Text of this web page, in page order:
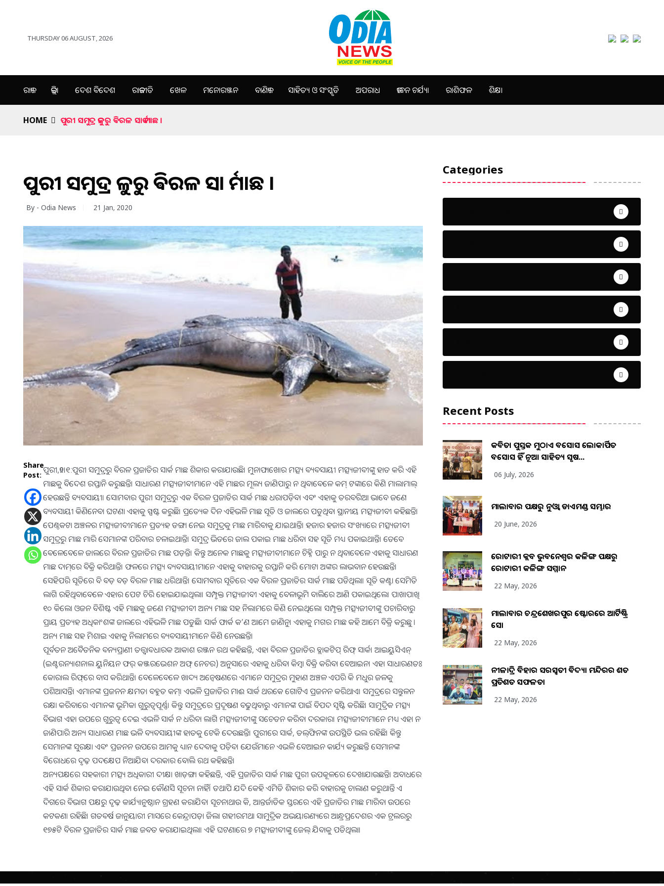
THURSDAY 06 AUGUST, 2026
ରାଜ୍ୟ ଜିଲ୍ଲା ଦେଶ ବିଦେଶ ରାଜନୀତି ଖେଳ ମନୋରଞ୍ଜନ ବାଣିଜ୍ୟ ସାହିତ୍ୟ ଓ ସଂସ୍କୃତି ଅପରାଧ ଜୀବନ ଚର୍ଯ୍ୟା ରାଶିଫଳ ଶିକ୍ଷା
HOME ପୁରୀ ସମୁଦ୍ର କୁଳରୁ ଵିରଳ ସାର୍କ ମାଛ ।
ପୁରୀ ସମୁଦ୍ର କୁଳରୁ ଵିରଳ ସାର୍କ ମାଛ ।
By - Odia News 21 Jan, 2020
Share
Post:
ପୁରୀ,୨୧।୧:ପୁରୀ ସମୁଦ୍ରରୁ ବିରଳ ପ୍ରଜାତିର ସାର୍କ ମାଛ ଶିକାର କରାଯାଉଛି। ମୁନାଫାଖୋର ମତ୍ସ୍ୟ ବ୍ୟବସାୟୀ ମତ୍ସ୍ୟଜୀବୀଙ୍କୁ ହାତ କରି ଏହି
ମାଛକୁ ବିଦେଶ ରପ୍ତାନି କରୁଛନ୍ତି। ସାଧାରଣ ମତ୍ସ୍ୟଜୀବୀମାନେ ଏହି ମାଛର ମୂଲ୍ୟ ଜାଣିପାରୁ ନ ଥିବାବେଳେ କମ୍‌ ଟଙ୍କାରେ କିଣି ମାଲାମାଲ୍‌
ହେଉଛନ୍ତି ବ୍ୟବସାୟୀ। ସୋମବାର ପୁରୀ ସମୁଦ୍ରରୁ ଏକ ବିରଳ ପ୍ରଜାତିର ସାର୍କ ମାଛ ଧରାପଡ଼ିବା ଏବଂ ଏହାକୁ ତରବରିଆ ଭାବେ ଜଣେ
ବ୍ୟବସାୟୀ କିଣିନେବା ଘଟଣା ଏହାକୁ ସ୍ପଷ୍ଟ କରୁଛି। ପ୍ରତ୍ୟେକ ଦିନ ଏହିଭଳି ମାଛ ସୂତି ଓ ଜାଲରେ ପଡୁଥିବା ସ୍ଥାନୀୟ ମତ୍ସ୍ୟଜୀବୀ କହିଛନ୍ତି।
ପେଣ୍ଠକଟା ଅଞ୍ଚଳର ମତ୍ସ୍ୟଜୀବୀମାନେ ପ୍ରତ୍ୟହ ଡଙ୍ଗା ନେଇ ସମୁଦ୍ରକୁ ମାଛ ମାରିବାକୁ ଯାଇଥାନ୍ତି। ହଜାର ହଜାର ସଂଖ୍ୟାରେ ମତ୍ସ୍ୟଜୀବୀ
ସମୁଦ୍ରରୁ ମାଛ ମାରି ସେମାନଙ୍କ ପରିବାର ଚଳାଇଥାନ୍ତି। ସମୁଦ୍ର ଭିତରେ ଜାଲ ପକାଇ ମାଛ ଧରିବା ସହ ସୂତି ମଧ୍ୟ ପକାଇଥାନ୍ତି। ତେବେ
ବେଳେବେଳେ ଜାଲରେ ବିରଳ ପ୍ରଜାତିର ମାଛ ପଡ଼ନ୍ତି। କିନ୍ତୁ ଅନେକ ମାଛକୁ ମତ୍ସ୍ୟଜୀବୀମାନେ ଚିହ୍ନି ପାରୁ ନ ଥିବାବେଳେ ଏହାକୁ ସାଧାରଣ
ମାଛ ଦାମ୍‌ରେ ବିକ୍ରି କରିଥାନ୍ତି। ଫଳରେ ମତ୍ସ୍ୟ ବ୍ୟବସାୟୀମାନେ ଏହାକୁ ବାହାରକୁ ରପ୍ତାନି କରି ମୋଟା ଅଙ୍କର ଲାଭବାନ ହେଉଛନ୍ତି।
ସେହିପରି ସୂତିରେ ବି ବଡ଼ ବଡ଼ ବିରଳ ମାଛ ଧରିଥାନ୍ତି। ସୋମବାର ସୂତିରେ ଏକ ବିରଳ ପ୍ରଜାତିର ସାର୍କ ମାଛ ପଡିଥିଲା। ସୂତି କଣ୍ଟା ସେମିତି
ଲାଗି ରହିଥିବାବେଳେ ଏହାର ପେଟ ଚିରି ହୋଇଯାଇଥିଲା। ସମ୍ପୃକ୍ତ ମତ୍ସ୍ୟଜୀବୀ ଏହାକୁ ବେଳାଭୂମି ବାଲିରେ ଆଣି ପକାଇଥିଲେ। ପାଖାପାଖି
୧୦ କିଲୋ ଓଜନ ବିଶିଷ୍ଟ ଏହି ମାଛକୁ ଜଣେ ମତ୍ସ୍ୟଜୀବୀ ଅନ୍ୟ ମାଛ ସହ ନିଲାମରେ କିଣି ନେଇଥିଲେ। ସମ୍ପୃକ୍ତ ମତ୍ସ୍ୟଜୀବୀଙ୍କୁ ପଚାରିବାରୁ
ପ୍ରାୟ ପ୍ରତ୍ୟହ ଅଧିକାଂଶଙ୍କ ଜାଲରେ ଏହିଭଳି ମାଛ ପଡୁଛି। ସାର୍କ ଫାର୍କ କ’ଣ ଆମେ ଜାଣିନୁ। ଏହାକୁ ମଗର ମାଛ କହି ଆମେ ବିକ୍ରି କରୁଛୁ ।
ଅନ୍ୟ ମାଛ ସହ ମିଶାଇ ଏହାକୁ ନିଲାମରେ ବ୍ୟବସାୟୀମାନେ କିଣି ନେଉଛନ୍ତି।
ପୂର୍ବତନ ଅବୈତନିକ ବନ୍ୟପ୍ରାଣୀ ତତ୍ତ୍ବାବଧାରକ ଆକାଶ ରଞ୍ଜନ ରଥ କହିଛନ୍ତି, ଏହା ବିରଳ ପ୍ରଜାତିର ବ୍ଲାକଟିପ୍‌ ରିଫ୍‌ ସାର୍କ। ଆଇୟୁସିଏନ୍‌
(ଇଣ୍ଟରନ୍ୟାଶନାଲ ୟୁନିୟନ ଫର୍‌ କଞ୍ଜରଭେଶନ ଅଫ୍‌ ନେଚର) ଅନୁସାରେ ଏହାକୁ ଧରିବା କିମ୍ବା ବିକ୍ରି କରିବା ବେଆଇନ। ଏହା ସାଧାରଣତଃ
କୋରାଲ ରିଫ୍‌ରେ ବାସ କରିଥାନ୍ତି। ବେଳେବେଳେ ଖାଦ୍ୟ ଅନ୍ବେଷଣରେ ଏମାନେ ସମୁଦ୍ରର ମୁହାଣ ଅଞ୍ଚଳ ଏପରି କି ମଧୁର ଜଳକୁ
ପଶିଆସନ୍ତି। ଏମାନଙ୍କ ପ୍ରଜନନ କ୍ଷମତା ବହୁତ କମ୍‌। ଏଭଳି ପ୍ରଜାତିର ମାଈ ସାର୍କ ଥରକେ ଗୋଟିଏ ପ୍ରଜନନ କରିଥାଏ। ସମୁଦ୍ରରେ ସନ୍ତୁଳନ
ରକ୍ଷା କରିବାରେ ଏମାନଙ୍କ ଭୂମିକା ଗୁରୁତ୍ୱପୂର୍ଣ୍ଣ। କିନ୍ତୁ ସମୁଦ୍ରରେ ପ୍ରଦୂଷଣ ବଢୁଥିବାରୁ ଏମାନଙ୍କ ପାଇଁ ବିପଦ ସୃଷ୍ଟି କରିଛି। ସାମୁଦ୍ରିକ ମତ୍ସ୍ୟ
ବିଭାଗ ଏହା ଉପରେ ଗୁରୁତ୍ୱ ଦେଇ ଏଭଳି ସାର୍କ ନ ଧରିବା ଲାଗି ମତ୍ସ୍ୟଜୀବୀଙ୍କୁ ସଚେତନ କରିବା ଦରକାର। ମତ୍ସ୍ୟଜୀବୀମାନେ ମଧ୍ୟ ଏହା ନ
ଜାଣିପାରି ଅନ୍ୟ ସାଧାରଣ ମାଛ ଭଳି ବ୍ୟବସାୟୀଙ୍କ ହାତକୁ ଟେକି ଦେଉଛନ୍ତି। ପୁରୀରେ ସାର୍କ, ଡଲ୍‌ଫିନଙ୍କ ଉପସ୍ଥିତି ଭଲ ରହିଛି। କିନ୍ତୁ
ସେମାନଙ୍କ ସୁରକ୍ଷା ଏବଂ ପ୍ରଜନନ ଉପରେ ଆମକୁ ଧ୍ୟାନ ଦେବାକୁ ପଡ଼ିବ। ଯେଉଁମାନେ ଏଭଳି ବେଆଇନ କାର୍ଯ୍ୟ କରୁଛନ୍ତି ସେମାନଙ୍କ
ବିରୋଧରେ ଦୃଢ଼ ପଦକ୍ଷେପ ନିଆଯିବା ଦରକାର ବୋଲି ରଥ କହିଛନ୍ତି।
ଅନ୍ୟପକ୍ଷରେ ସହକାରୀ ମତ୍ସ୍ୟ ଅଧିକାରୀ ଦୀକ୍ଷା ଖାଡ଼ଙ୍ଗା କହିଛନ୍ତି, ଏହି ପ୍ରଜାତିର ସାର୍କ ମାଛ ପୁରୀ ଉପକୂଳରେ ଦେଖାଯାଉଛନ୍ତି। ଅବାଧରେ
ଏହି ସାର୍କ ଶିକାର କରାଯାଉଥିବା ନେଇ କୌଣସି ସୂଚନା ନାହିଁ। ତଥାପି ଯଦି କେହି ଏମିତି ଶିକାର କରି ବାହାରକୁ ଚାଲାଣ କରୁଥାନ୍ତି ଏ
ଦିଗରେ ବିଭାଗ ପକ୍ଷରୁ ଦୃଢ଼ କାର୍ଯ୍ୟାନୁଷ୍ଠାନ ଗ୍ରହଣ କରାଯିବ। ସୂଚନାଥାଉ କି, ଆନ୍ତର୍ଜାତିକ ସ୍ତରରେ ଏହି ପ୍ରଜାତିର ମାଛ ମାରିବା ଉପରେ
କଟକଣା ରହିଛି। ଗତବର୍ଷ ଜାନୁୟାରୀ ମାସରେ କେନ୍ଦ୍ରାପଡ଼ା ଜିଲା ଗହୀରମଥା ସାମୁଦ୍ରିକ ଅଭୟାରଣ୍ୟରେ ଆନ୍ଧ୍ରପ୍ରଦେଶର ଏକ ଟ୍ରଲରରୁ
୧୭୫ଟି ବିରଳ ପ୍ରଜାତିର ସାର୍କ ମାଛ ଜବତ କରାଯାଇଥିଲା। ଏହି ଘଟଣାରେ ୭ ମତ୍ସ୍ୟଜୀବୀଙ୍କୁ ଜେଲ୍‌ ଯିବାକୁ ପଡିଥିଲା।
Categories
Recent Posts
କବିତା ପୁସ୍ତକ ମୁଠାଏ ଅବସୋସ ଲୋକାର୍ପିତ
ଅବସୋସ ହିଁ ନୂଆ ସାହିତ୍ୟ ସୃଷ...
06 July, 2026
ମାଲାବାର ପକ୍ଷରୁ ନୁଓ୍ବା ଡାଏମଣ୍ଡ ସମ୍ଭାର
20 June, 2026
ରୋଟାରୀ କ୍ଲବ ଭୁବନେଶ୍ୱର କଳିଙ୍ଗ ପକ୍ଷରୁ
ରୋଟାରୀ କଳିଙ୍ଗ ସମ୍ମାନ
22 May, 2026
ମାଲାବାର ଚନ୍ଦ୍ରଶେଖରପୁର ଷ୍ଟୋରରେ ଆର୍ଟିଷ୍ଟ୍ରି
ସୋ
22 May, 2026
ନୀଳାଦ୍ରି ବିହାର ସରସ୍ୱତୀ ବିଦ୍ୟା ମନ୍ଦିରର ଶତ
ପ୍ରତିଶତ ସଫଳତା
22 May, 2026